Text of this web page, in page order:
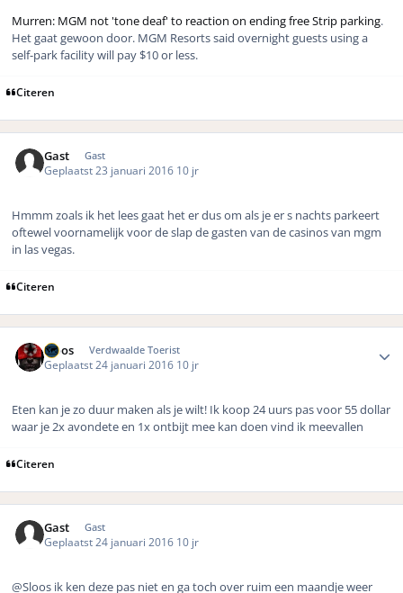
Murren: MGM not 'tone deaf' to reaction on ending free Strip parking.
Het gaat gewoon door. MGM Resorts said overnight guests using a
self-park facility will pay $10 or less.
Citeren
Gast Gast
Geplaatst 23 januari 2016 10 jr
Hmmm zoals ik het lees gaat het er dus om als je er s nachts parkeert
oftewel voornamelijk voor de slap de gasten van de casinos van mgm
in las vegas.
Citeren
Sloos Verdwaalde Toerist
Geplaatst 24 januari 2016 10 jr
Eten kan je zo duur maken als je wilt! Ik koop 24 uurs pas voor 55 dollar
waar je 2x avondete en 1x ontbijt mee kan doen vind ik meevallen
Citeren
Gast Gast
Geplaatst 24 januari 2016 10 jr
@Sloos ik ken deze pas niet en ga toch over ruim een maandje weer